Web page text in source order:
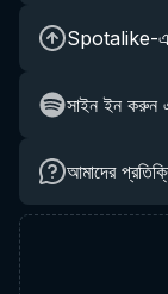
Spotalike-এ
সাইন ইন করুন
আমাদের